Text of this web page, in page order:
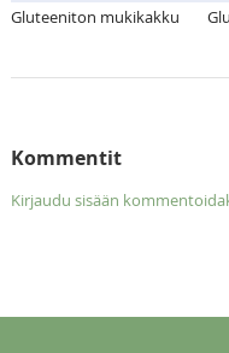
Gluteeniton mukikakku
Kommentit
Kirjaudu sisään